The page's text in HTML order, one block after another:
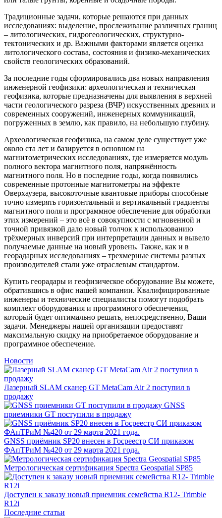
Традиционные задачи, которые решаются при данных
исследованиях: выделение, прослеживание различных границ
– литологических, гидрогеологических, структурно-
тектонических и др. Важными факторами является оценка
литологического состава, состояния и физико-механических
свойств геологических образований.
За последние годы сформировались два новых направления
инженерной геофизики: археологическая и техническая
геофизика, которые предназначены для выявления в верхней
части геологического разреза (ВЧР) искусственных древних и
современных сооружений, инженерных коммуникаций,
погруженных в землю, как правило, на небольшую глубину.
Археологическая геофизика, на самом деле существует уже
около ста лет и базируется в основном на
магнитометрических исследованиях, где измеряется модуль
полного вектора магнитного поля, напряжённость
магнитного поля. Но в последние годы, когда появились
современные протонные магнитометры на эффекте
Оверхаузера, высокоточные квантовые приборы способные
точно измерять горизонтальный и вертикальный градиенты
магнитного поля и программное обеспечение для обработки
этих измерений – это всё в совокупности с мгновенной и
точной привязкой дало новый толчок к использованию
трёхмерных инверсий при интерпретации данных и вывело
получаемые данные на новый уровень. Также, как и в
георадарных исследованиях – трехмерные системы разных
производителей стали уже отраслевым стандартом.
Купить георадары и геофизическое оборудование Вы можете,
обратившись в офис нашей компании. Квалифицированные
инженеры и технические специалисты помогут подобрать
комплект оборудования и программного обеспечения,
который будет оптимально решать, непосредственно, Ваши
задачи. Менеджеры нашей организации предоставят
максимальную скидку на приобретаемое оборудование и
программное обеспечение.
Новости
Лазерный SLAM сканер GT MetaCam Air 2 поступил в
продажу
GNSS
приемники GT поступили в продажу
GNSS приёмник SP20 внесен в Госреестр СИ приказом
ФАпТРиМ №420 от 29 марта 2021 года.
Метрологическая сертификация Spectra Geospatial SP85
Доступен к заказу новый приемник семейства R12- Trimble
R12i
Последние статьи